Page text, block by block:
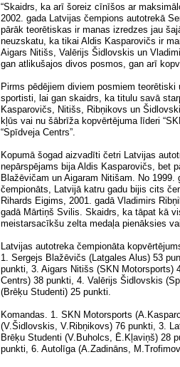
“Skaidrs, ka arī šoreiz cīnīšos ar
2002. gada Latvijas čempions autotrekā
pārāk teorētiskas ir manas izredzes jau
neuzskatu, ka tikai Aldis Kasparovičs ir
Aigars Nitišs, Valērijs Šidlovskis un
gan atlikušajos divos posmos, gan arī
Pirms pēdējiem diviem posmiem
sportisti, lai gan skaidrs, ka titulu savā
Kasparovičs, Nitišs, Ribņikovs un
kļūs vai nu šābrīža kopvērtējuma līderi
“Spīdveja Centrs”.
Kopumā šogad aizvadīti četri Latvijas
nepārspējams bija Aldis Kasparovičs, bet
Blažēvičam un Aigaram Nitišam. No
čempionāts, Latvijā katru gadu bijis cits
Rihards Eigims, 2001. gadā Vladimirs
gadā Mārtiņš Svilis. Skaidrs, ka tāpat kā
meistarsacīkšu zelta medaļa pienāksies
Latvijas autotreka čempionāta
1. Sergejs Blažēvičs (Latgales Alus) 53
punkti, 3. Aigars Nitišs (SKN Motorsports)
Centrs) 38 punkti, 4. Valērijs Šidlovskis
(Brēķu Studenti) 25 punkti.
Komandas. 1. SKN Motorsports
(V.Šidlovskis, V.Ribņikovs) 76 punkti, 3.
Brēķu Studenti (V.Buholcs, Ē.Kļaviņš) 28
punkti, 6. Autolīga (A.Zadināns,